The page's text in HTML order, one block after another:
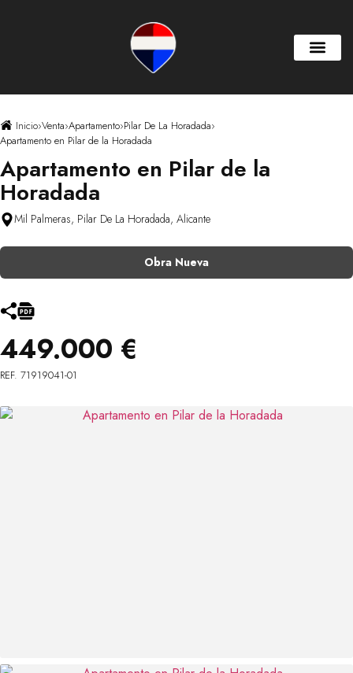
Inicio›Venta›Apartamento›Pilar De La Horadada›
Apartamento en Pilar de la Horadada
Apartamento en Pilar de la
Horadada
Mil Palmeras, Pilar De La Horadada, Alicante
Obra Nueva
449.000 €
REF. 71919041-01